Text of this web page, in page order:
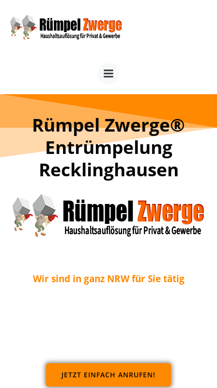
springen
Rümpel Zwerge®
Entrümpelung
Recklinghausen
Wir sind in ganz NRW für Sie tätig
JETZT EINFACH ANRUFEN!